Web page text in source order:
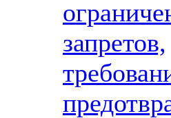
запретов,